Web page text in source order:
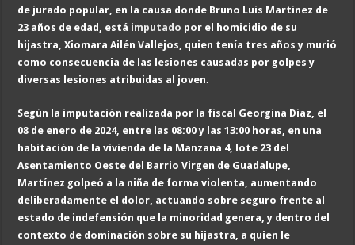
de jurado popular , en la causa donde Bruno Luis Martínez de
23 años de edad , está imputado por el homicidio de su
hijastra, Xiomara Ailén Vallejos, quien tenía tres años y murió
como consecuencia de las lesiones causadas por golpes y
diversas lesiones atribuidas al joven.
Según la imputación realizada por la fiscal Georgina Díaz, el
08 de enero de 2024, entre las 08:00 y las 13:00 horas, en una
habitación de la vivienda de la Manzana 4, lote 23 del
Asentamiento Oeste del Barrio Virgen de Guadalupe,
Martínez golpeó a la niña de forma violenta, aumentando
deliberadamente el dolor, actuando sobre seguro frente al
estado de indefensión que la minoridad genera, y dentro del
contexto de dominación sobre su hijastra, a quien le